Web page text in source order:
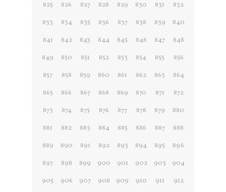
825
826 827 828 829 830 831
832
833
834 835 836 837 838 839
840
841
842 843 844 845 846 847
848
849
850 851 852 853 854 855
856
857
858 859 860 861 862 863
864
865
866 867 868 869 870 871
872
873
874 875 876 877 878 879
880
881
882 883 884 885 886 887
888
889
890 891 892 893 894 895
896
897
898 899 900 901 902 903
904
905
906 907 908 909 910 911
912